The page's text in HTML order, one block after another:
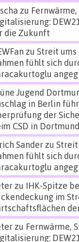
zu
die Zukunft
zu Streit
fühlt sich
Jugend
in Berlin
der
CSD in Dortmund
Sanderzu
fühlt sich
zu IHK-Spitze
im
zu Fernwärme,